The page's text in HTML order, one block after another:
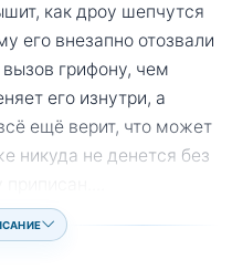
как дроу шепчутся
его внезапно отозвали
грифону, чем
его изнутри, а
ещё верит, что может
никуда не денется без